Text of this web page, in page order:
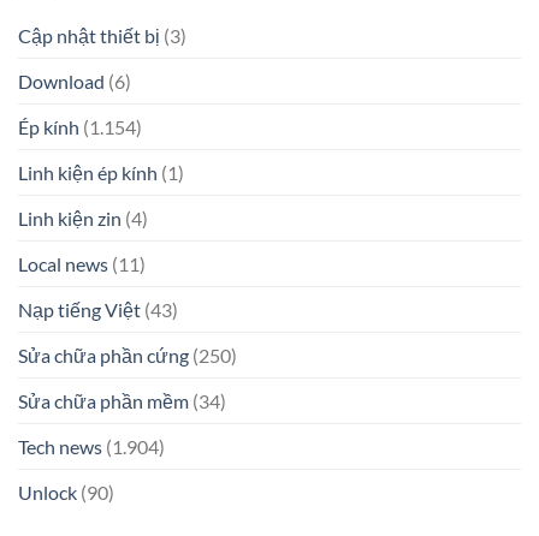
Cập nhật thiết bị (3)
Download (6)
Ép kính (1.154)
Linh kiện ép kính (1)
Linh kiện zin (4)
Local news (11)
Nạp tiếng Việt (43)
Sửa chữa phần cứng (250)
Sửa chữa phần mềm (34)
Tech news (1.904)
Unlock (90)